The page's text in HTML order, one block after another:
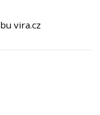
vira.cz